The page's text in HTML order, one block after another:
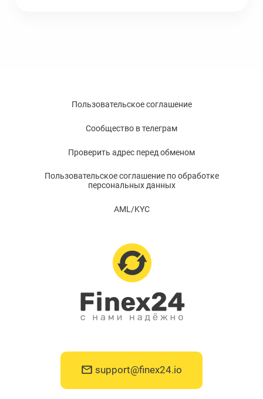
support@finex24.io
Пользовательское соглашение
Сообщество в телеграм
Проверить адрес перед обменом
Пользовательское соглашение по обработке
персональных данных
AML/KYC